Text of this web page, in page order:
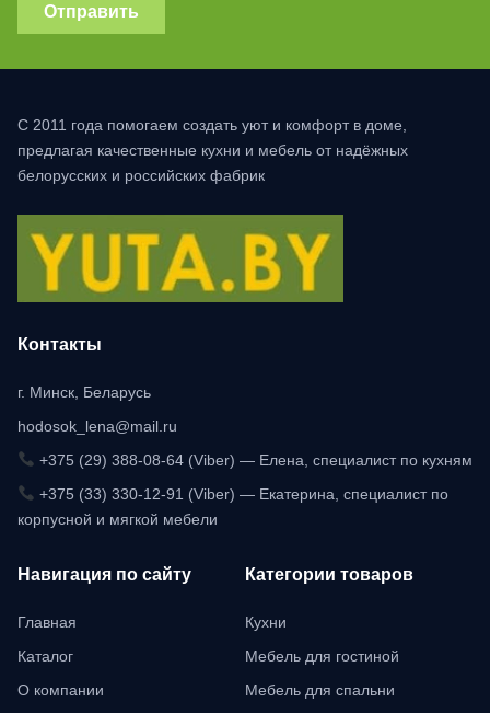
Отправить
С 2011 года помогаем создать уют и комфорт в доме,
предлагая качественные кухни и мебель от надёжных
белорусских и российских фабрик
Контакты
г. Минск, Беларусь
hodosok_lena@mail.ru
+375 (29) 388-08-64 (Viber) — Елена, специалист по кухням
+375 (33) 330-12-91 (Viber) — Екатерина, специалист по
корпусной и мягкой мебели
Навигация по сайту
Главная
Каталог
О компании
Категории товаров
Кухни
Мебель для гостиной
Мебель для спальни